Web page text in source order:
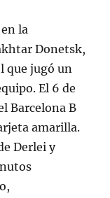
la
Donetsk,
que jugó un
El 6 de
Barcelona B
amarilla.
Derlei y